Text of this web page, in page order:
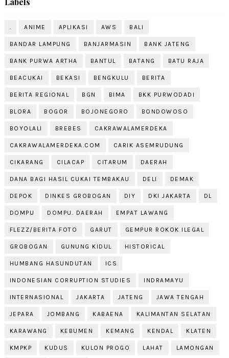
. ANIME APLIKASI AWS BALI
BANDAR LAMPUNG BANJARMASIN BANK JATENG
BANK PURWA ARTHA BANTUL BATANG BATU RAJA
BEACUKAI BEKASI BENGKULU BERITA
BERITA REGIONAL BGN BIMA BKK PURWODADI
BLORA BOGOR BOJONEGORO BONDOWOSO
BOYOLALI BREBES CAKRAWALAMERDEKA
CAKRAWALAMERDEKA.COM CARIK ASEMRUDUNG
CIKARANG CILACAP CITARUM DAERAH
DANA BAGI HASIL CUKAI TEMBAKAU DELI DEMAK
DEPOK DINKES GROBOGAN DIY DKI JAKARTA DL
DOMPU DOMPU. DAERAH EMPAT LAWANG
FLEZZ/BERITA FOTO GARUT GEMPUR ROKOK ILEGAL
GROBOGAN GUNUNG KIDUL HISTORICAL
HUMBANG HASUNDUTAN ICS
INDONESIAN CORRUPTION STUDIES INDRAMAYU
INTERNASIONAL JAKARTA JATENG JAWA TENGAH
JEPARA JOMBANG KABAENA KALIMANTAN SELATAN
KARAWANG KEBUMEN KEMANG KENDAL KLATEN
KMPKP KUDUS KULON PROGO LAHAT LAMONGAN